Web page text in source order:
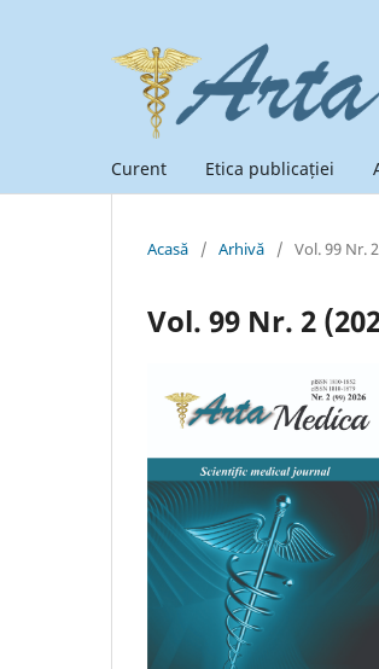
Curent Etica publicației
Acasă / Arhivă / Vol. 99 Nr.
Vol. 99 Nr. 2